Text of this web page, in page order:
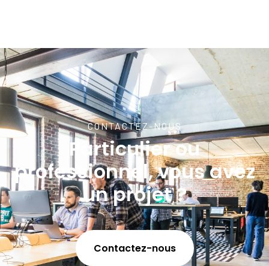
CONTACTEZ-NOUS
Particulier ou
professionnel, vous avez
un projet ?
Contactez-nous